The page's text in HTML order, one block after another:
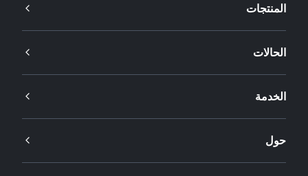
المنتجات
الحالات
الخدمة
حول